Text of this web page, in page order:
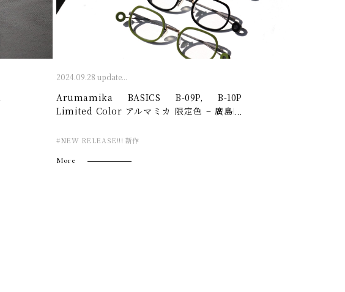
2024.09.28 update...
Arumamika BASICS B-09P, B-10P
Limited Color アルマミカ 限定色 – 廣島眼
#NEW RELEASE!!! 新作
More